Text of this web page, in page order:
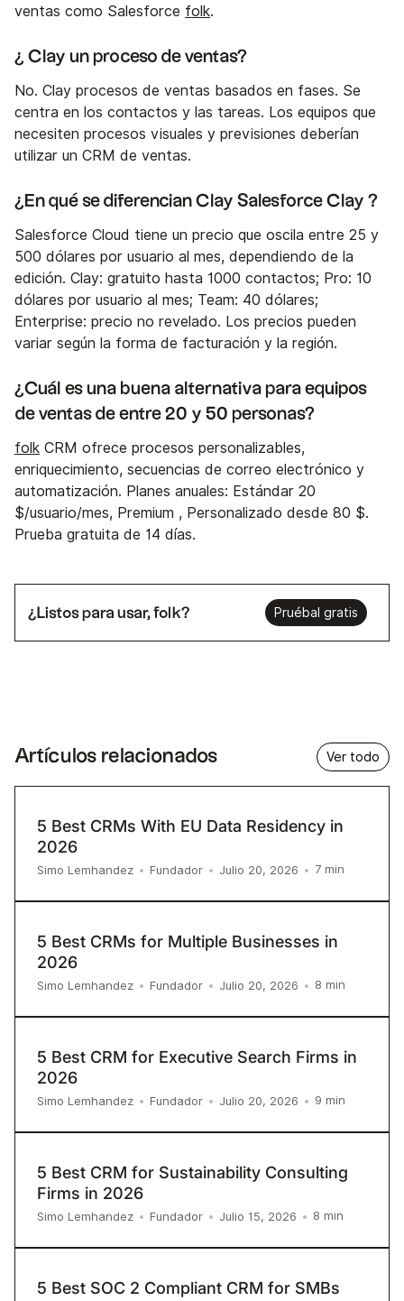
ventas como Salesforce folk.
¿ Clay un proceso de ventas?
No. Clay procesos de ventas basados en fases. Se
centra en los contactos y las tareas. Los equipos que
necesiten procesos visuales y previsiones deberían
utilizar un CRM de ventas.
¿En qué se diferencian Clay Salesforce Clay ?
Salesforce Cloud tiene un precio que oscila entre 25 y
500 dólares por usuario al mes, dependiendo de la
edición. Clay: gratuito hasta 1000 contactos; Pro: 10
dólares por usuario al mes; Team: 40 dólares;
Enterprise: precio no revelado. Los precios pueden
variar según la forma de facturación y la región.
¿Cuál es una buena alternativa para equipos
de ventas de entre 20 y 50 personas?
folk CRM ofrece procesos personalizables,
enriquecimiento, secuencias de correo electrónico y
automatización. Planes anuales: Estándar 20
$/usuario/mes, Premium , Personalizado desde 80 $.
Prueba gratuita de 14 días.
¿Listos para usar, folk? Pruébal gratis
Artículos relacionados Ver todo
5 Best CRMs With EU Data Residency in
2026
Simo Lemhandez • Fundador • Julio 20, 2026 • 7 min
5 Best CRMs for Multiple Businesses in
2026
Simo Lemhandez • Fundador • Julio 20, 2026 • 8 min
5 Best CRM for Executive Search Firms in
2026
Simo Lemhandez • Fundador • Julio 20, 2026 • 9 min
5 Best CRM for Sustainability Consulting
Firms in 2026
Simo Lemhandez • Fundador • Julio 15, 2026 • 8 min
5 Best SOC 2 Compliant CRM for SMBs